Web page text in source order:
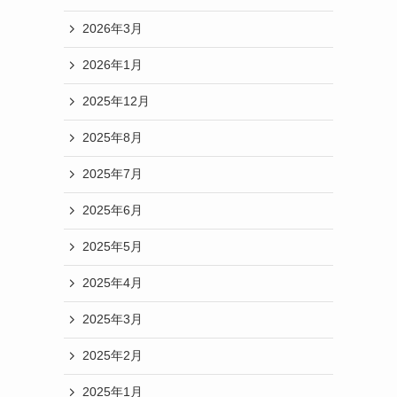
2026年3月
2026年1月
2025年12月
2025年8月
2025年7月
2025年6月
2025年5月
2025年4月
2025年3月
2025年2月
2025年1月